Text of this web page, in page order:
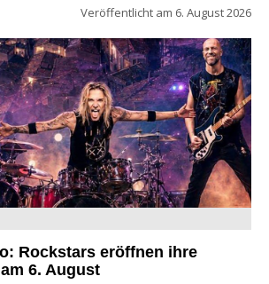
Veröffentlicht am 6. August 2026
und Andrea Torresani im Summer Rock
Rockstars eröffnen ihre
6. August